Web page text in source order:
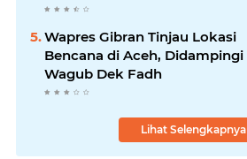
Kabupaten Bireuen
Wapres Gibran Tinjau Lokasi
Bencana di Aceh, Didampingi
Wagub Dek Fadh
Lihat Selengkapnya